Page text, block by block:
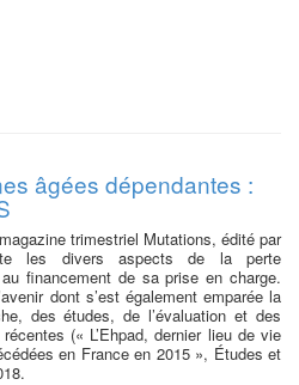
âgées dépendantes :
trimestriel Mutations, édité par
les divers aspects de la perte
financement de sa prise en charge.
dont s’est également emparée la
des études, de l’évaluation et des
(« L’Ehpad, dernier lieu de vie
en France en 2015 », Études et